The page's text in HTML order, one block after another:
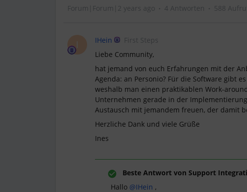
Forum|Forum|2 years ago 4 Antworten 588
I IHein
First Steps
Liebe Community,
hat jemand von euch Erfahrungen mit der
Agenda: an Personio? Für die Software gibt
weshalb man einen praktikablen Work-
Unternehmen gerade in der
Austausch mit jemandem freuen, der damit
Herzliche Dank und viele Grüße
Ines
Beste Antwort von Support
Hallo @IHein ,